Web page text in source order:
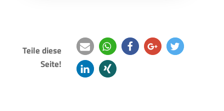
Teile diese
Seite!
e- teilen